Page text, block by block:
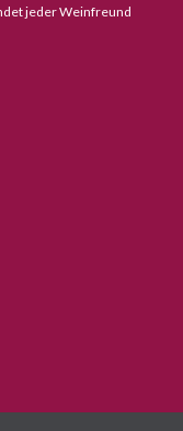
jeder Weinfreund